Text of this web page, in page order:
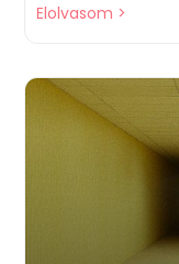
Elolvasom >